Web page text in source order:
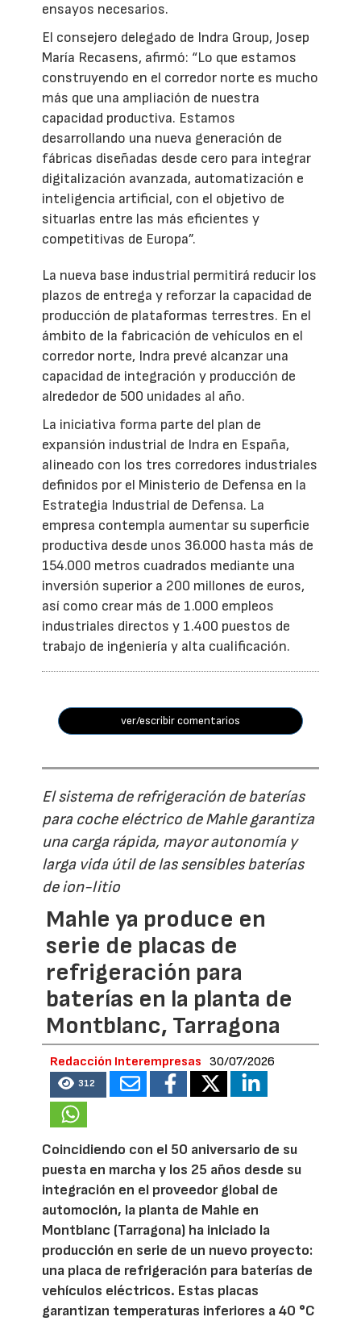
ensayos necesarios.
El consejero delegado de Indra Group, Josep
María Recasens, afirmó: “Lo que estamos
construyendo en el corredor norte es mucho
más que una ampliación de nuestra
capacidad productiva. Estamos
desarrollando una nueva generación de
fábricas diseñadas desde cero para integrar
digitalización avanzada, automatización e
inteligencia artificial, con el objetivo de
situarlas entre las más eficientes y
competitivas de Europa”.
La nueva base industrial permitirá reducir los
plazos de entrega y reforzar la capacidad de
producción de plataformas terrestres. En el
ámbito de la fabricación de vehículos en el
corredor norte, Indra prevé alcanzar una
capacidad de integración y producción de
alrededor de 500 unidades al año.
La iniciativa forma parte del plan de
expansión industrial de Indra en España,
alineado con los tres corredores industriales
definidos por el Ministerio de Defensa en la
Estrategia Industrial de Defensa. La
empresa contempla aumentar su superficie
productiva desde unos 36.000 hasta más de
154.000 metros cuadrados mediante una
inversión superior a 200 millones de euros,
así como crear más de 1.000 empleos
industriales directos y 1.400 puestos de
trabajo de ingeniería y alta cualificación.
ver/escribir comentarios
El sistema de refrigeración de baterías
para coche eléctrico de Mahle garantiza
una carga rápida, mayor autonomía y
larga vida útil de las sensibles baterías
de ion-litio
Mahle ya produce en
serie de placas de
refrigeración para
baterías en la planta de
Montblanc, Tarragona
Redacción Interempresas 30/07/2026
312
Coincidiendo con el 50 aniversario de su
puesta en marcha y los 25 años desde su
integración en el proveedor global de
automoción, la planta de Mahle en
Montblanc (Tarragona) ha iniciado la
producción en serie de un nuevo proyecto:
una placa de refrigeración para baterías de
vehículos eléctricos. Estas placas
garantizan temperaturas inferiores a 40 °C